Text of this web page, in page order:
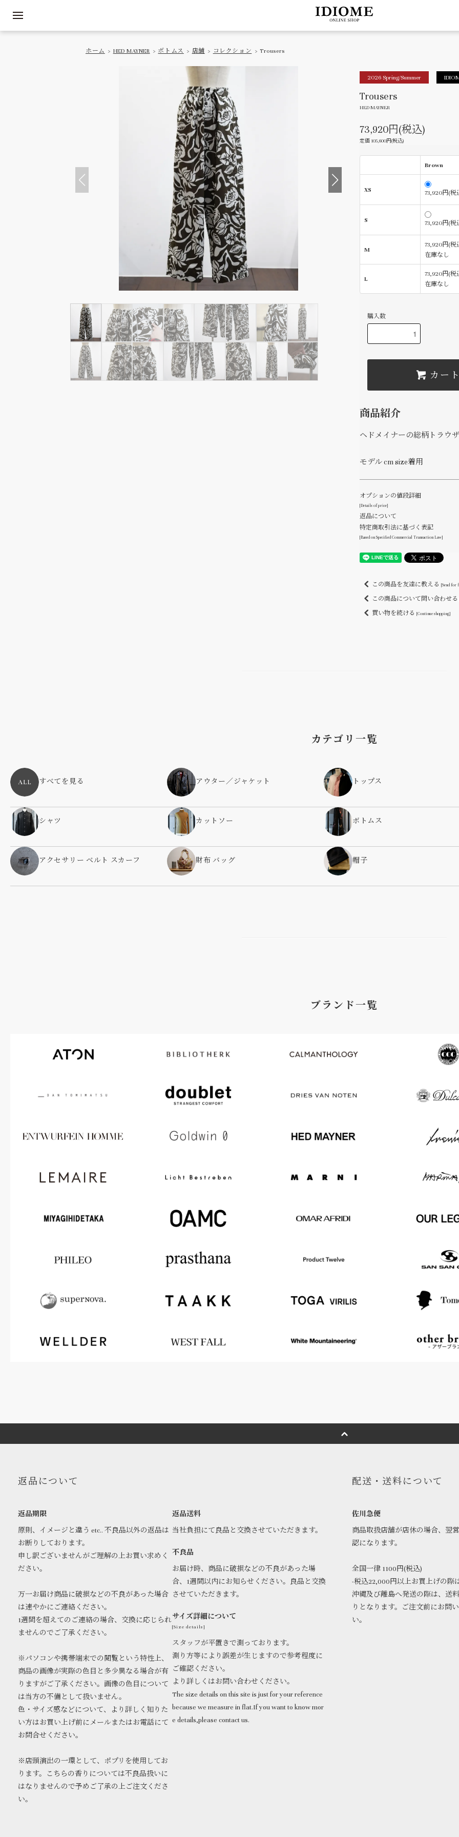
ホーム > HED MAYNER > ボトムス > 店舗 > コレクション > Trousers
2026 Spring/Summer
Trousers
HED MAYNER
73,920円(税込)
定価 105,600円(税込)
Brown
XS 73,920円(税
S 73,920円(税
M
73,920円(税
在庫なし
L
73,920円(税
在庫なし
購入数
カー
商品紹介
ヘドメイナーの総柄トラウ
モデル cm size着用
オプションの値段詳細
[Details of price]
返品について
特定商取引法に基づく表記
[Based on Specified Commercial Transaction Law]
この商品を友達に教える [Send for
この商品について問い合わせる
買い物を続ける [Continue shopping]
カテゴリ一覧
すべてを見る アウター／ジャケット トップス
シャツ カットソー ボトムス
アクセサリー ベルト スカーフ 財布 バッグ 帽子
ブランド一覧
返品について
返品期限
原則、イメージと違う etc.. 不良品以外の返品は
お断りしております。
申し訳ございませんがご理解の上お買い求めく
ださい。
万一お届け商品に破損などの不良があった場合
は速やかにご連絡ください。
1週間を超えてのご連絡の場合、交換に応じられ
ませんのでご了承ください。
※パソコンや携帯端末での閲覧という特性上、
商品の画像が実際の色目と多少異なる場合が有
りますがご了承ください。画像の色目について
は当方の不備として扱いません。
色・サイズ感などについて、より詳しく知りた
い方はお買い上げ前にメールまたはお電話にて
お問合せください。
※店頭演出の一環として、ポプリを使用してお
ります。こちらの香りについては不良品扱いに
はなりませんので予めご了承の上ご注文くださ
い。
返品送料
当社負担にて良品と交換させていただきます。
不良品
お届け時、商品に破損などの不良があった場
合、1週間以内にお知らせください。良品と交換
させていただきます。
サイズ詳細について
[Size details]
スタッフが平置きで測っております。
測り方等により誤差が生じますので参考程度に
ご確認ください。
より詳しくはお問い合わせください。
The size details on this site is just for your reference
because we measure in flat.If you want to know mor
e details,please contact us.
配送・送料について
佐川急便
商品取扱店舗が店休の場合、翌
認になります。
全国一律 1100円(税込)
-税込22,000円以上お買上げの際
沖縄及び離島へ発送の際は、送
りとなります。ご注文前にお問
い。